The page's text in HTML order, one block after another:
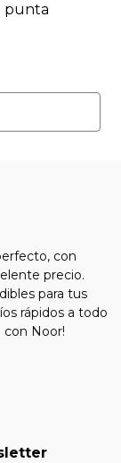
punta
con
precio.
para tus
rápidos a todo
con Noor!